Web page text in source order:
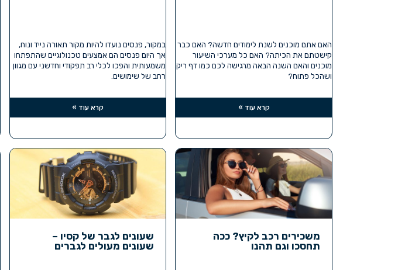
האם אתם מוכנים לשנת לימודים חדשה? האם כבר
קישטתם את הכיתה? האם כל מערכי השיעור
מוכנים והאם השנה הבאה מרגישה לכם כמו דף ריק
ושהכל פתוח?
קרא עוד »
במקור, פנסים נועדו להיות מקור תאורה נייד ונוח,
אך היום פנסים הם אמצעים טכנולוגיים שהתפתחו
משמעותית והפכו לכלי רב תפקודי וחדשני עם מגוון
רחב של שימושים.
קרא עוד »
משכירים רכב לקיץ? ככה
תחסכו וגם תהנו
שעונים לגבר של קסיו –
שעונים מעולים לגברים